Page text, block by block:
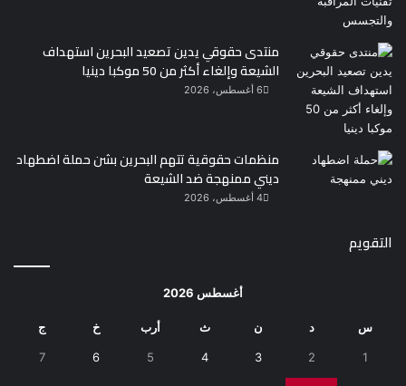
منتدى حقوقي يدين تصعيد البحرين استهداف
الشيعة وإلغاء أكثر من 50 موكبا دينيا
6 أغسطس، 2026
منظمات حقوقية تتهم البحرين بشن حملة اضطهاد
ديني ممنهجة ضد الشيعة
4 أغسطس، 2026
التقويم
أغسطس 2026
س د ن ث أرب خ ج
1
2
3
4
5
6
7